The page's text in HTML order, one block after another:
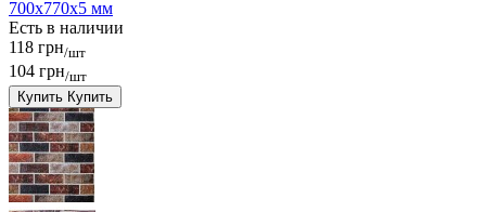
700x770x5 мм
Есть в наличии
118 грн/шт
104 грн/шт
Купить Купить